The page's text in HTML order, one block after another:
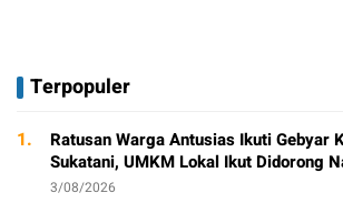
Terpopuler
1.
Ratusan Warga Antusias Ikuti Gebyar
Sukatani, UMKM Lokal Ikut Didorong
3/08/2026